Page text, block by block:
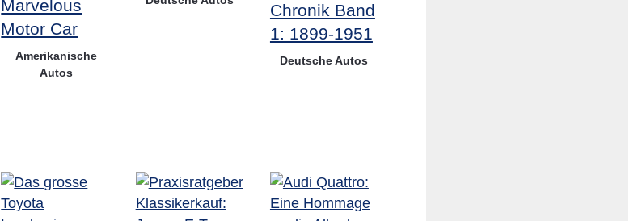
Marvelous
Motor Car
Amerikanische
Autos
Chronik Band
1: 1899-1951
Deutsche Autos